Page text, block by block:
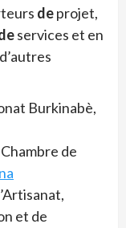
deprojet,
services et en
Burkinabè,
de
et de